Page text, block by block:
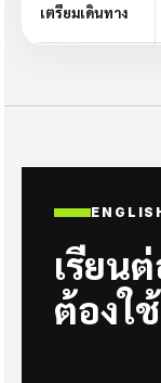
เตรียมเดินทาง
เรียน
ต้องใ